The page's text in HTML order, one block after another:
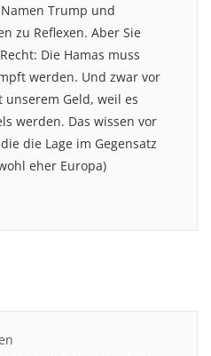
Trump und
zu Reflexen. Aber Sie
Die Hamas muss
werden. Und zwar vor
Geld, weil es
werden. Das wissen vor
die Lage im Gegensatz
eher Europa)